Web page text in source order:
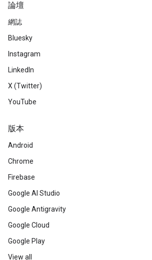
論壇
網誌
Bluesky
Instagram
LinkedIn
X (Twitter)
YouTube
版本
Android
Chrome
Firebase
Google AI Studio
Google Antigravity
Google Cloud
Google Play
View all